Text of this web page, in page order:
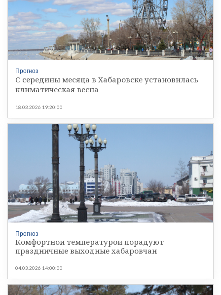
Прогноз
С середины месяца в Хабаровске установилась
климатическая весна
18.03.2026 19:20:00
Прогноз
Комфортной температурой порадуют
праздничные выходные хабаровчан
04.03.2026 14:00:00